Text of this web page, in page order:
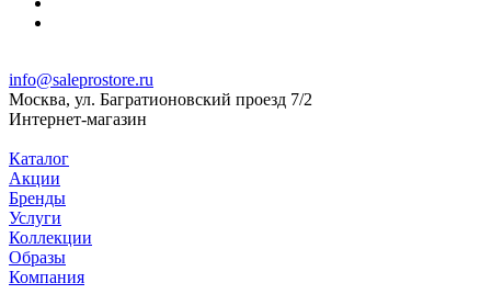
info@saleprostore.ru
Москва, ул. Багратионовский проезд 7/2
Интернет-магазин
Каталог
Акции
Бренды
Услуги
Коллекции
Образы
Компания